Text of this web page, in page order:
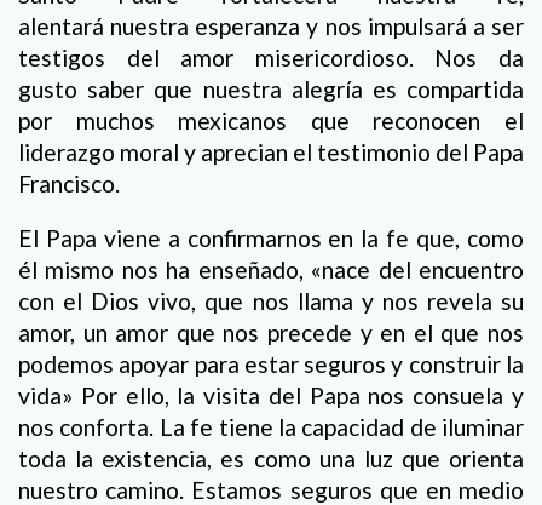
alentará nuestra esperanza y nos impulsará a ser
testigos del amor misericordioso. Nos da
gusto saber que nuestra alegría es compartida
por muchos mexicanos que reconocen el
liderazgo moral y aprecian el testimonio del Papa
Francisco.
El Papa viene a confirmarnos en la fe que, como
él mismo nos ha enseñado, «nace del encuentro
con el Dios vivo, que nos llama y nos revela su
amor, un amor que nos precede y en el que nos
podemos apoyar para estar seguros y construir la
vida» Por ello, la visita del Papa nos consuela y
nos conforta. La fe tiene la capacidad de iluminar
toda la existencia, es como una luz que orienta
nuestro camino. Estamos seguros que en medio